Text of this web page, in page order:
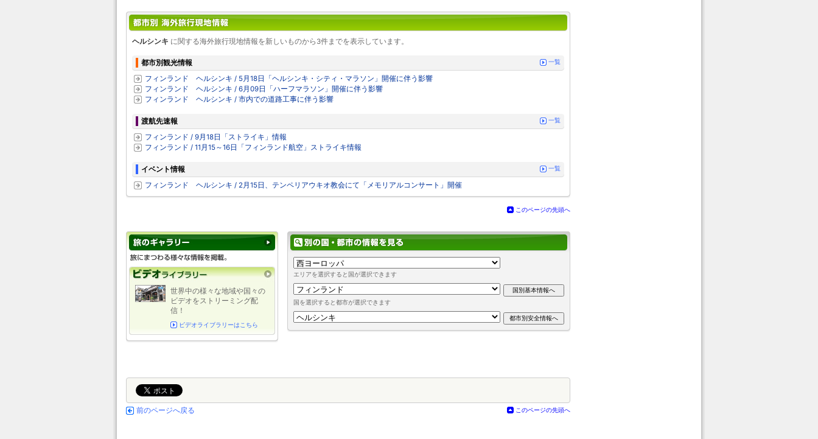
ヘルシンキ に関する海外旅行現地情報を新しいものから3件までを表示しています。
都市別観光情報 一覧
フィンランド ヘルシンキ / 5月18日「ヘルシンキ・シティ・マラソン」開催に伴う影響
フィンランド ヘルシンキ / 6月09日「ハーフマラソン」開催に伴う影響
フィンランド ヘルシンキ / 市内での道路工事に伴う影響
渡航先速報 一覧
フィンランド / 9月18日「ストライキ」情報
フィンランド / 11月15～16日「フィンランド航空」ストライキ情報
イベント情報 一覧
フィンランド ヘルシンキ / 2月15日、テンペリアウキオ教会にて「メモリアルコンサート」開催
このページの先頭へ
エリアを選択すると国が選択できます
国を選択すると都市が選択できます
世界中の様々な地域や国々の
ビデオをストリーミング配
信！
ビデオライブラリーはこちら
前のページへ戻る このページの先頭へ